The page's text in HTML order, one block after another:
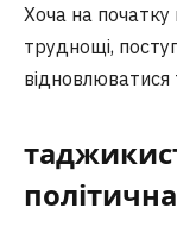
Хоча на початку
труднощі,
відновлюватися